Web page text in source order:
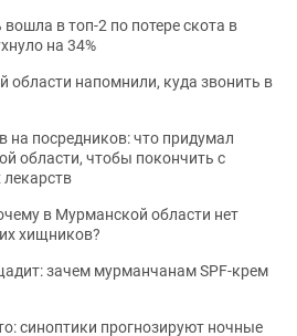
в топ-2 по потере скота в
на 34%
напомнили, куда звонить в
на посредников: что придумал
области, чтобы покончить с
в Мурманской области нет
хищников?
зачем мурманчанам SPF-крем
синоптики прогнозируют ночные